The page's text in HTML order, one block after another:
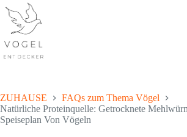
content
ZUHAUSE
FAQs zum Thema Vögel
Natürliche Proteinquelle: Getrocknete
Speiseplan Von Vögeln